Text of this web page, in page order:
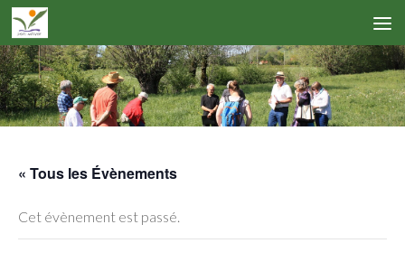
« Tous les Évènements
Cet évènement est passé.